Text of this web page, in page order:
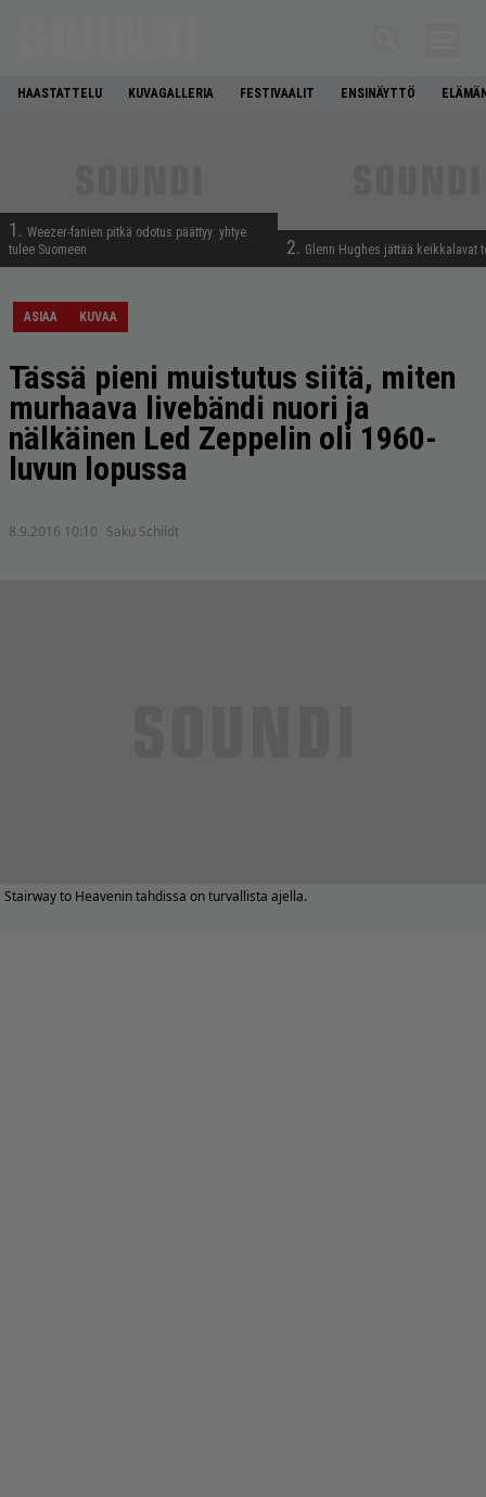
HAASTATTELU KUVAGALLERIA FESTIVAALIT ENSINÄYTTÖ
1. Weezer-fanien pitkä odotus päättyy: yhtye
tulee Suomeen
2. Glenn Hughes jättää keikkalavat
ASIAA KUVAA
Tässä pieni muistutus siitä, miten
murhaava livebändi nuori ja
nälkäinen Led Zeppelin oli 1960-
luvun lopussa
8.9.2016 10:10 Saku Schildt
Stairway to Heavenin tahdissa on turvallista ajella.